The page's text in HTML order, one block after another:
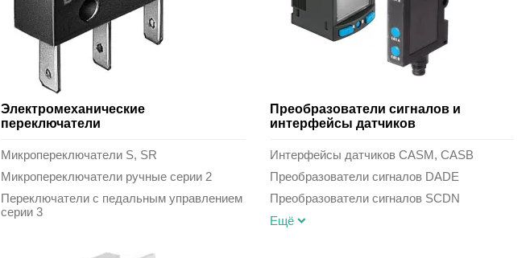
Электромеханические
переключатели
Микропереключатели S, SR
Микропереключатели ручные серии 2
Переключатели с педальным управлением
серии 3
Преобразователи сигналов и
интерфейсы датчиков
Интерфейсы датчиков CASM, CASB
Преобразователи сигналов DADE
Преобразователи сигналов SCDN
Ещё